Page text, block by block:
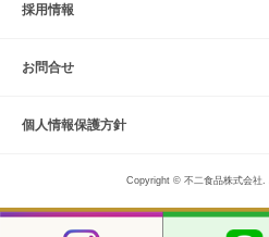
採​用​情​報
お問合せ
個​人​情​報​保​護​方​針​​​
Copyright © 不二食品株式会社